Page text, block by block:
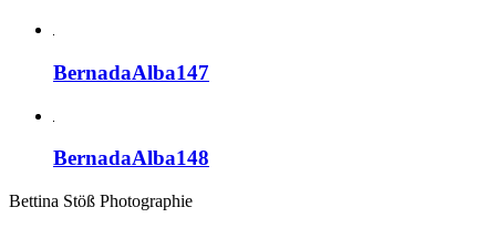
BernadaAlba147
BernadaAlba148
Bettina Stöß Photographie